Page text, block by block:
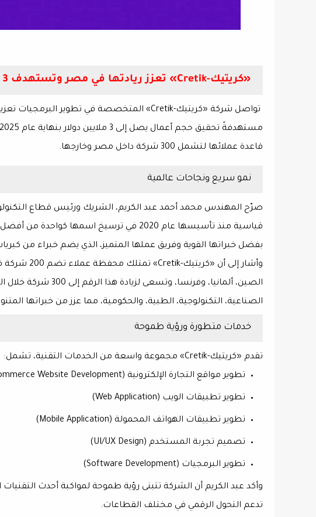
«كريتيك-Cretik» تعزز ريادتها في مصر وتستهدف 3 ملايين دولار حجم أعمال بنهاية 2025
تواصل شركة «كريتيك-Cretik»
المتخصصة في تطوير البرمجيات
مستهدفةً تحقيق حجم أعمال يصل إلى 3 ملايين دولار
قاعدة عملائها لتشمل 300 شركة داخل مصر وخارجها.
نمو سريع ونجاحات عالمية
صرّح المهندس محمد أحمد عبد الكريم
قياسية منذ تأسيسها عام 2020 في ترسيخ اسمها كواحدة من
أفضل
بفضلخبراتها القوية وفريق عملها المتميز، الذي يضم خبراء من
وأشار إلى أن «كريتيك-Cretik» تمتلك
محفظة عملاء تضم 200 شركة
الصين، ألمانيا، وفرنسا، وتسعى لزيادة هذا الرقم إلى 300 شركة خلال
الصناعية، التكنولوجية، الطبية، والحكومية، مما عزز من خبراتها
خدمات متطورة ورؤية طموحة
تقدم «كريتيك-Cretik» مجموعة واسعة من الخدمات التقنية، تشمل:
تطوير مواقع التجارة الإلكترونية (E-Commerce Website Development)
تطوير تطبيقات الويب (Web Application)
تطوير تطبيقات الهواتف المحمولة (Mobile Application)
تصميم تجربة المستخدم (UI/UX Design)
تطوير البرمجيات (Software Development)
وأكد عبد الكريم أن الشركة تتبنى رؤية طموحة لمواكبة أحدث التقنيات
تدعم التحول الرقمي في مختلف القطاعات.